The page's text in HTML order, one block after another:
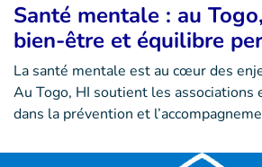
Santé mentale : au
bien-être et équilibre
La santé mentale est au cœur des
Au Togo, HI soutient les associations
dans la prévention et